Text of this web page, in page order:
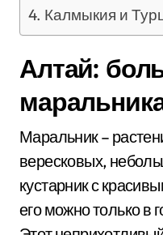
Калмыкия и
Алтай:
Маральник –
вересковых,
кустарник с
его можно только в